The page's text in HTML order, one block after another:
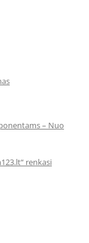
– Nuo
renkasi